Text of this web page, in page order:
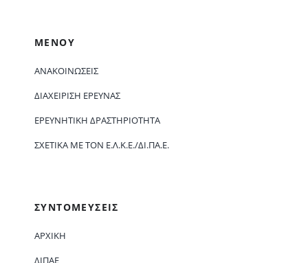
ΜΕΝΟΥ
ΑΝΑΚΟΙΝΏΣΕΙΣ
ΔΙΑΧΕΊΡΙΣΗ ΈΡΕΥΝΑΣ
ΕΡΕΥΝΗΤΙΚΉ ΔΡΑΣΤΗΡΙΌΤΗΤΑ
ΣΧΕΤΙΚΆ ΜΕ ΤΟΝ Ε.Λ.Κ.Ε./ΔΙ.ΠΑ.Ε.
ΣΥΝΤΟΜΕΥΣΕΙΣ
ΑΡΧΙΚΗ
ΔΙΠΑΕ